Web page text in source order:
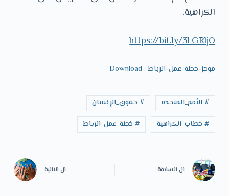
الكراهية.
https://bit.ly/3LGRljO
موجز-خطة-عمل-الرباط Download
# الأمم_المتحدة
# حقوق_الإنسان
# خطاب_الكراهية
# خطة_عمل_الرباط
الالسابقة ال التالية